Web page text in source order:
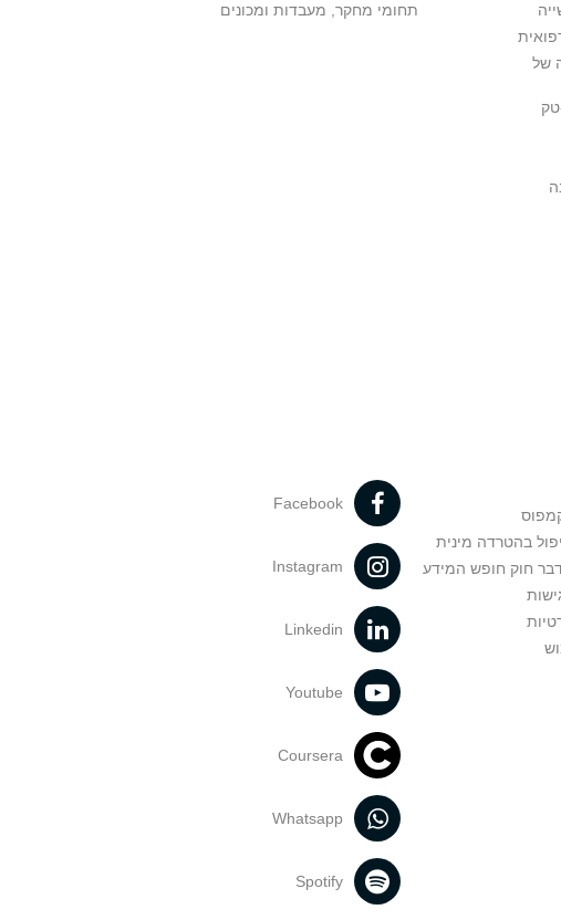
של
טק
תחומי מחקר, מעבדות ומכונים
בהטרדה מינית
חוק חופש המידע
Facebook
Instagram
Linkedin
Youtube
Coursera
Whatsapp
Spotify